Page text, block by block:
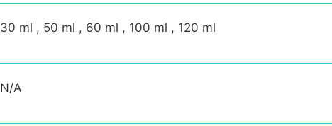
30 ml , 50 ml , 60 ml , 100 ml , 120 ml
N/A